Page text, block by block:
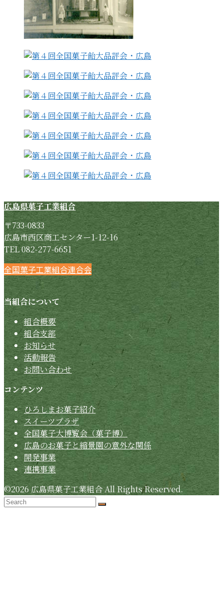
広島県菓子工業組合
〒733-0833
広島市西区商工センター1-12-16
TEL 082-277-6651
Instagram
Twitter
Facebook
全国菓子工業組合連合会
当組合について
組合概要
組合支部
お知らせ
活動報告
お問い合わせ
コンテンツ
ひろしまお菓子紹介
スイーツプラザ
全国菓子大博覧会（菓子博）
広島のお菓子と縮景園の意外な関係
開発事業
連携事業
©2026 広島県菓子工業組合 All Rights Reserved.
Search
Submit